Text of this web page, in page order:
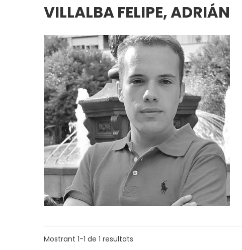
VILLALBA FELIPE, ADRIÁN
Mostrant 1-1 de 1 resultats